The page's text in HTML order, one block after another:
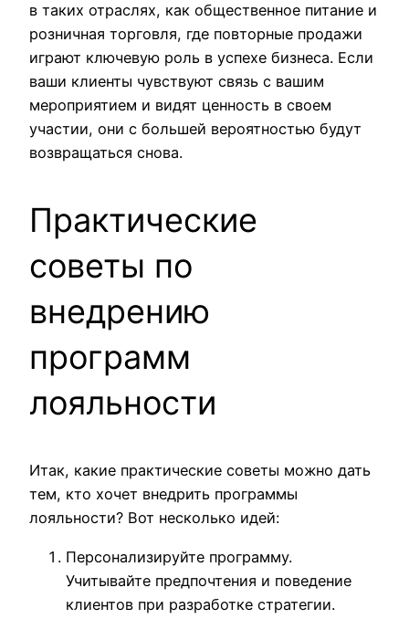
в таких отраслях, как общественное питание и
розничная торговля, где повторные продажи
играют ключевую роль в успехе бизнеса. Если
ваши клиенты чувствуют связь с вашим
мероприятием и видят ценность в своем
участии, они с большей вероятностью будут
возвращаться снова.
Практические
советы по
внедрению
программ
лояльности
Итак, какие практические советы можно дать
тем, кто хочет внедрить программы
лояльности? Вот несколько идей:
Персонализируйте программу.
Учитывайте предпочтения и поведение
клиентов при разработке стратегии.